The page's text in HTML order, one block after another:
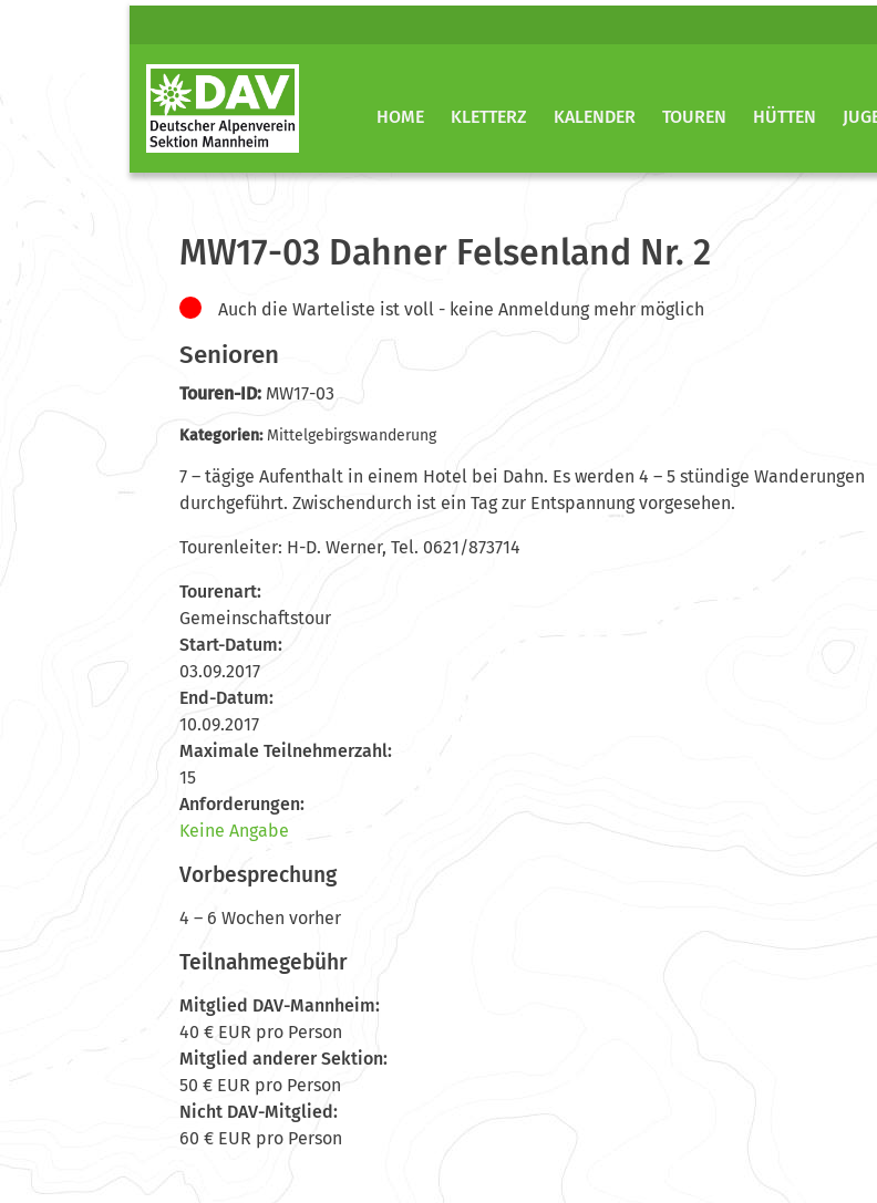
HOME KLETTERZ KALENDER TOUREN HÜTTEN
MW17-03 Dahner Felsenland Nr. 2
Auch die Warteliste ist voll - keine Anmeldung mehr möglich
Senioren
Touren-ID: MW17-03
Kategorien: Mittelgebirgswanderung
7 – tägige Aufenthalt in einem Hotel bei Dahn. Es werden 4 – 5 stündige Wanderungen
durchgeführt. Zwischendurch ist ein Tag zur Entspannung vorgesehen.
Tourenleiter: H-D. Werner, Tel. 0621/873714
Tourenart:
Gemeinschaftstour
Start-Datum:
03.09.2017
End-Datum:
10.09.2017
Maximale Teilnehmerzahl:
15
Anforderungen:
Keine Angabe
Vorbesprechung
4 – 6 Wochen vorher
Teilnahmegebühr
Mitglied DAV-Mannheim:
40 € EUR pro Person
Mitglied anderer Sektion:
50 € EUR pro Person
Nicht DAV-Mitglied:
60 € EUR pro Person